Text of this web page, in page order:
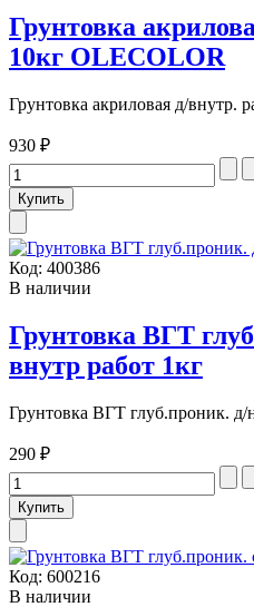
Грунтовка
10кг OLECOLOR
Грунтовка акриловая д/внутр.
930 ₽
Код: 400386
В наличии
Грунтовка ВГТ
внутр работ 1кг
Грунтовка ВГТ глуб.проник. д/
290 ₽
Код: 600216
В наличии